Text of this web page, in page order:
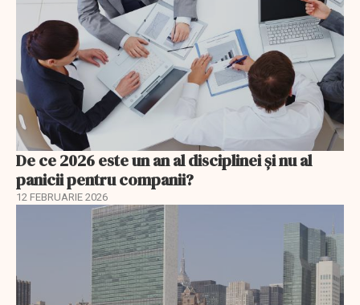
De ce 2026 este un an al disciplinei și nu al
panicii pentru companii?
12 FEBRUARIE 2026